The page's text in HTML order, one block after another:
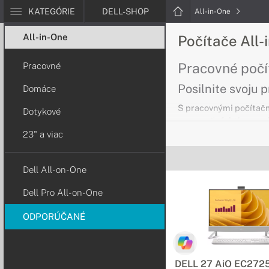
KATEGÓRIE DELL-SHOP All-in-One
All-in-One
Pracovné
Domáce
Dotykové
23" a viac
Dell All-on-One
Dell Pro All-on-One
ODPORÚČANÉ
Počítače All-
Pracovné
Posilnite svoju
S pracovnými
pracovať efektívne a s
Pohodlné a
Vďaka dotykovému
alebo pracujte
Počítače All-
Potrebujete
DELL 27 AiO